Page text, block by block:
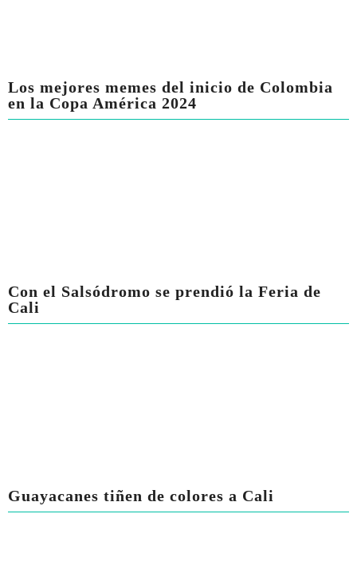
Los mejores memes del inicio de Colombia
en la Copa América 2024
Con el Salsódromo se prendió la Feria de
Cali
Guayacanes tiñen de colores a Cali